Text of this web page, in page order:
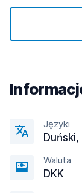
Języki
Waluta
DKK